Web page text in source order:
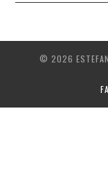
© 2026